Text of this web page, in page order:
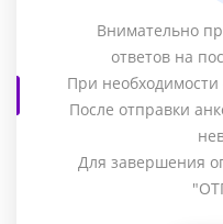
Внимательно
ответов на
При необходимости
После отправки
Для завершения